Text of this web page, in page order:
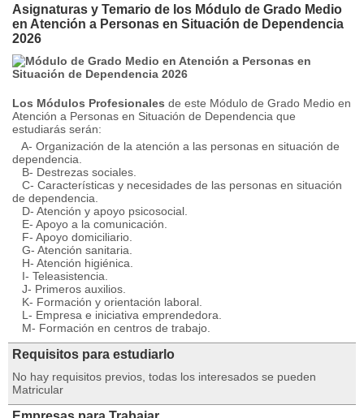
Asignaturas y Temario de los Módulo de Grado Medio
en Atención a Personas en Situación de Dependencia
2026
Los Módulos Profesionales de este Módulo de Grado Medio en
Atención a Personas en Situación de Dependencia que
estudiarás serán:
A- Organización de la atención a las personas en situación de
dependencia.
B- Destrezas sociales.
C- Características y necesidades de las personas en situación
de dependencia.
D- Atención y apoyo psicosocial.
E- Apoyo a la comunicación.
F- Apoyo domiciliario.
G- Atención sanitaria.
H- Atención higiénica.
I- Teleasistencia.
J- Primeros auxilios.
K- Formación y orientación laboral.
L- Empresa e iniciativa emprendedora.
M- Formación en centros de trabajo.
Requisitos para estudiarlo
No hay requisitos previos, todas los interesados se pueden
Matricular